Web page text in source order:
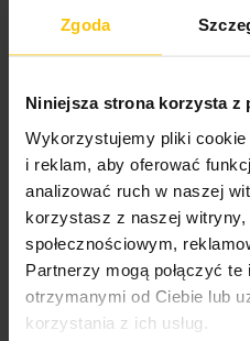
Zgoda
Niniejsza strona korzysta z
Wykorzystujemy pliki
i reklam, aby oferować
analizować ruch w naszej
korzystasz z naszej witryny,
społecznościowym,
Partnerzy mogą połączyć
otrzymanymi od Ciebie lub
korzystania z ich usług.
Dane techniczne
Więcej
informacji
SKU
Rozmiar (szer. x dł.)
Szerokość towaru
Wysokość towaru
Stopień zaciemnienia
Opis
Tylko u nas
Największa w Polsce baza
dzięki czemu jesteśmy w
nawet do 10 metrów bez
Przy wyborze tkaniny o
większej szerokości będą
Wymiarowanie i
Konserwacja
Pranie z
Dostawa